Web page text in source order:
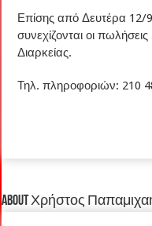
Επίσης από Δευτέρα 12/
συνεχίζονται οι
Διαρκείας.
Τηλ. πληροφοριών: 210
About Χρήστος